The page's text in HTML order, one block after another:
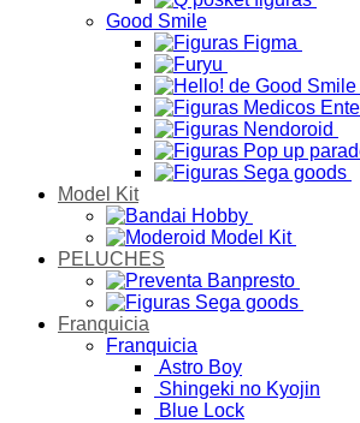
Good Smile
Model Kit
PELUCHES
Franquicia
Franquicia
Astro Boy
Shingeki no Kyojin
Blue Lock